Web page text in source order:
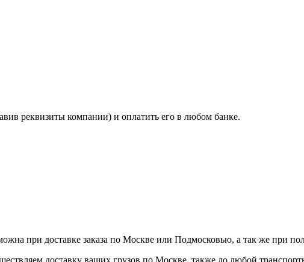
реквизиты компании) и оплатить его в любом банке.
при доставке заказа по Москве или Подмосковью, а так же при
доставку ваших грузов по Москве, также до любой